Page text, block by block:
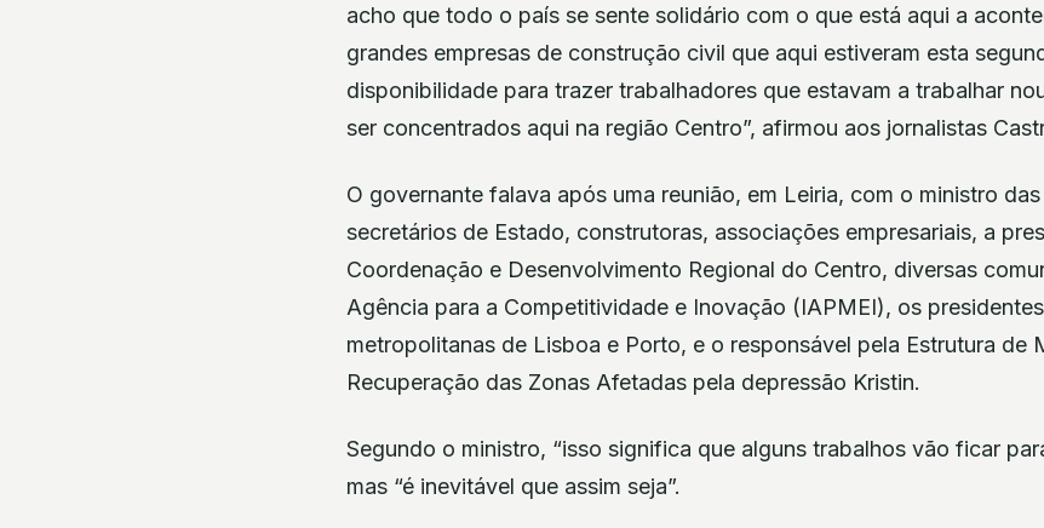
acho que todo o país se sente solidário com o que está aqui a
grandes empresas de construção civil que aqui estiveram esta
disponibilidade para trazer trabalhadores que estavam a trabalhar
ser concentrados aqui na região Centro”, afirmou aos jornalistas
O governante falava após uma reunião, em Leiria, com o ministro
secretários de Estado, construtoras, associações empresariais, a
Coordenação e Desenvolvimento Regional do Centro, diversas
Agência para a Competitividade e Inovação (IAPMEI), os
metropolitanas de Lisboa e Porto, e o responsável pela Estrutura de
Recuperação das Zonas Afetadas pela depressão Kristin.
Segundo o ministro, “isso significa que alguns trabalhos vão ficar
mas “é inevitável que assim seja”.